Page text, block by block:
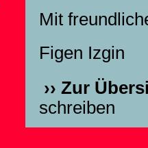
Mit
Figen Izgin
›› Zur
schreiben